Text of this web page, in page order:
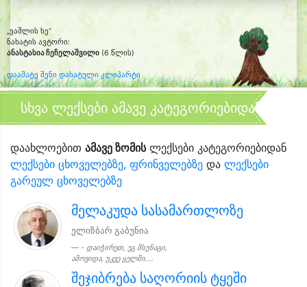
„ვაშლის ხე“
ნახატის ავტორი:
ანასტასია ჩეჩელაშვილი (6 წლის)
დაამატე შენი დახატული კლიპარტი
სხვა ლექსები ამავე კატეგორიებიდან
დაახლოებით ამავე ზომისლექსები კატეგორიებიდან
ლექსები ცხოველებზე, ფრინველებზე და ლექსები
გარეულ ცხოველებზე
მელაკუდა სასამართლოზე
ელიზბარ გაბუნია
- დაიჭირეთ, ეგ მსუნაგი,
ამოვიდა, უკვე ყელში....
შეჯიბრება საღორიის ტყეში